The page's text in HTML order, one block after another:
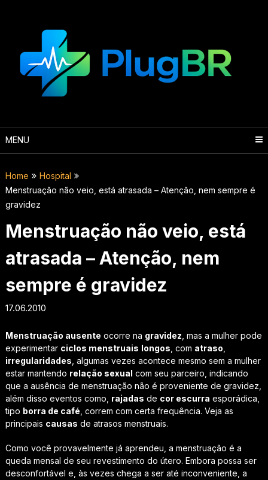
MENU
Home
Hospital
Menstruação não veio, está atrasada – Atenção, nem sempre é
gravidez
Menstruação não veio, está
atrasada – Atenção, nem
sempre é gravidez
17.06.2010
Menstruação ausente ocorre na gravidez , mas a mulher pode
experimentar ciclos menstruais longos , com atraso
irregularidades , algumas vezes acontece mesmo sem a mulher
estar mantendo relação sexual com seu parceiro, indicando
que a ausência de menstruação não é proveniente de gravidez,
além disso eventos como, rajadas de cor escurra esporádica,
tipo borra de café , correm com certa frequência. Veja as
principais causas de atrasos menstruais.
Como você provavelmente já aprendeu, a menstruação é a
queda mensal de seu revestimento do útero. Embora possa ser
desconfortável e, às vezes chega a ser até inconveniente, a